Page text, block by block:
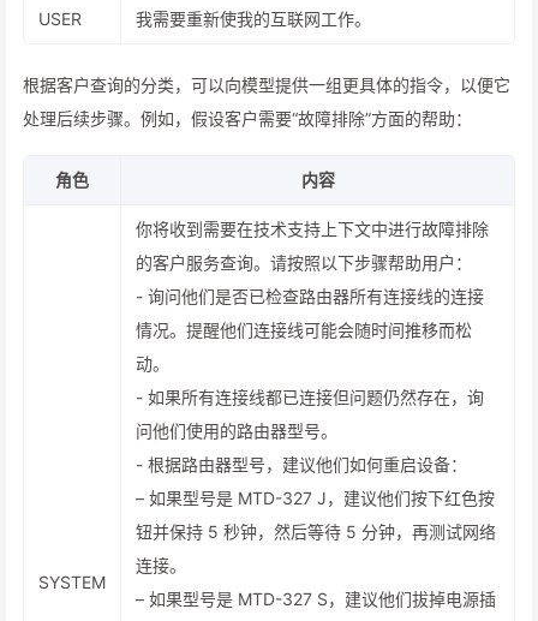
USER 我需要重新使我的互联网工作。
根据客户查询的分类，可以向模型提供一组更具体的指令，以便它
处理后续步骤。例如，假设客户需要“故障排除”方面的帮助：
角色 内容
SYSTEM
你将收到需要在技术支持上下文中进行故障排除
的客户服务查询。请按照以下步骤帮助用户：
- 询问他们是否已检查路由器所有连接线的连接
情况。提醒他们连接线可能会随时间推移而松
动。
- 如果所有连接线都已连接但问题仍然存在，询
问他们使用的路由器型号。
- 根据路由器型号，建议他们如何重启设备：
– 如果型号是 MTD-327 J，建议他们按下红色按
钮并保持 5 秒钟，然后等待 5 分钟，再测试网络
连接。
– 如果型号是 MTD-327 S，建议他们拔掉电源插